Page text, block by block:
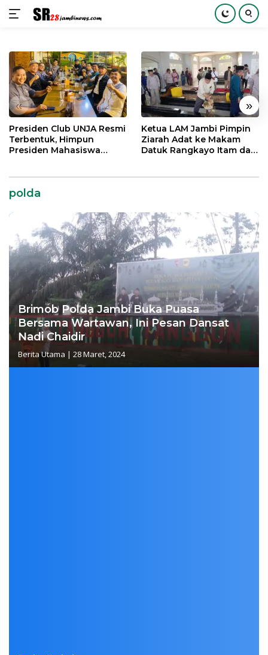
konten
« »
Presiden Club UNJA Resmi
Terbentuk, Himpun
Presiden Mahasiswa
Ketua LAM Jambi Pimpin
Ziarah Adat ke Makam
Datuk Rangkayo Itam dan
polda
Brimob Polda Jambi Buka Puasa
Bersama Wartawan, Ini Pesan Dansat
Nadi Chaidir
Berita Utama | 28 Maret, 2024